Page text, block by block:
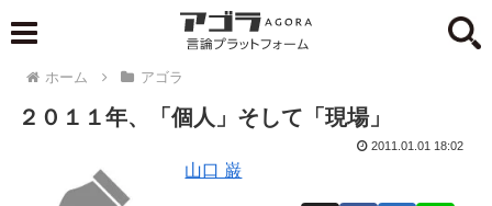
ホーム アゴラ
２０１１年、「個人」そして「現場」
山口 巌
2011.01.01 18:02